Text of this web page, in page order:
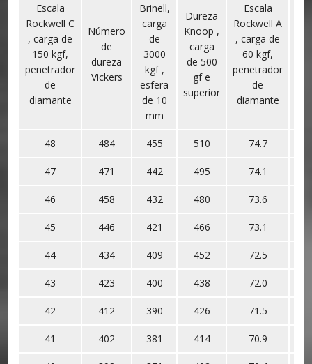
Escala
Rockwell C
, carga de
150 kgf,
penetrador
de
diamante
Número
de
dureza
Vickers
Brinell,
carga
de
3000
kgf ,
esfera
de 10
mm
Dureza
Knoop ,
carga
de 500
gf e
superior
Escala
Rockwell A
, carga de
60 kgf,
penetrador
de
diamante
48 484 455 510 74.7
47 471 442 495 74.1
46 458 432 480 73.6
45 446 421 466 73.1
44 434 409 452 72.5
43 423 400 438 72.0
42 412 390 426 71.5
41 402 381 414 70.9